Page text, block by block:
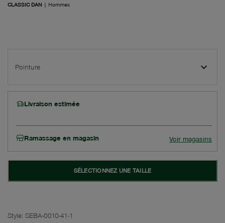
CLASSIC DAN | Hommes
Pointure
Livraison estimée
Ramassage en magasin Voir magasins
SÉLECTIONNEZ UNE TAILLE
Style: SEBA-0010-41-1